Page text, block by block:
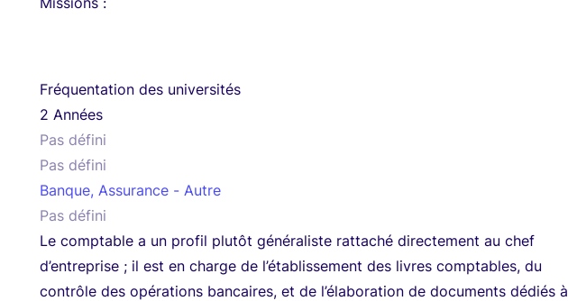
Fréquentation des universités
2 Années
Pas défini
Pas défini
Banque, Assurance - Autre
Pas défini
Le comptable a un profil plutôt généraliste rattaché directement au chef
d’entreprise ; il est en charge de l’établissement des livres comptables, du
contrôle des opérations bancaires, et de l’élaboration de documents dédiés à